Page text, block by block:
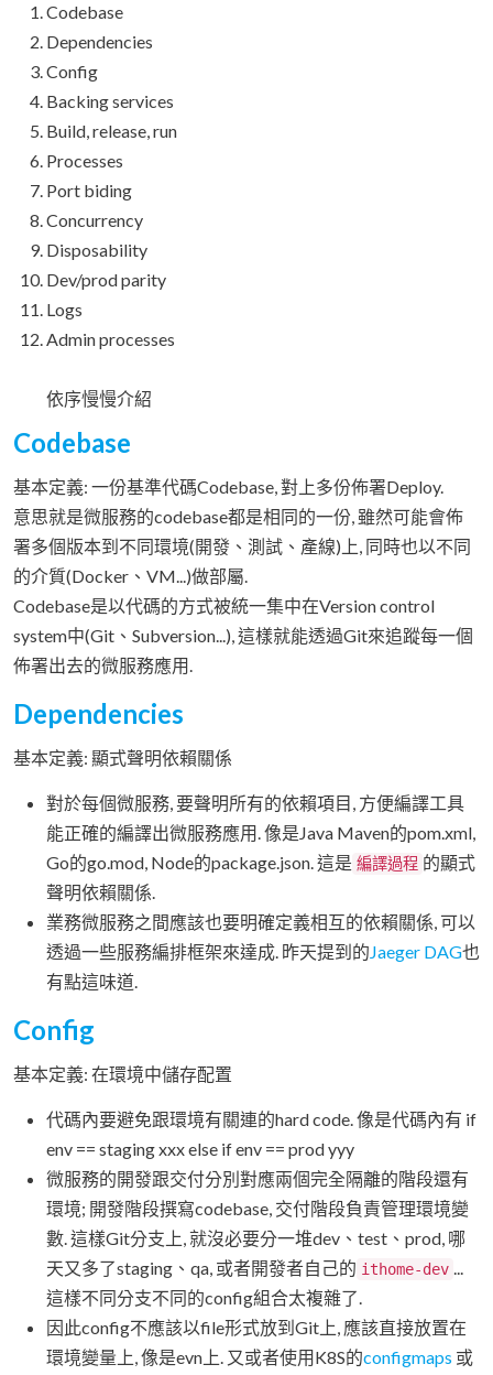
Codebase
Dependencies
Config
Backing services
Build, release, run
Processes
Port biding
Concurrency
Disposability
Dev/prod parity
Logs
Admin processes
依序慢慢介紹
Codebase
基本定義: 一份基準代碼Codebase, 對上多份佈署Deploy.
意思就是微服務的codebase都是相同的一份, 雖然可能會佈
署多個版本到不同環境(開發、測試、產線)上, 同時也以不同
的介質(Docker、VM...)做部屬.
Codebase是以代碼的方式被統一集中在Version control
system中(Git、Subversion...), 這樣就能透過Git來追蹤每一個
佈署出去的微服務應用.
Dependencies
基本定義: 顯式聲明依賴關係
對於每個微服務, 要聲明所有的依賴項目, 方便編譯工具
能正確的編譯出微服務應用. 像是Java Maven的pom.xml,
Go的go.mod, Node的package.json. 這是 編譯過程 的顯式
聲明依賴關係.
業務微服務之間應該也要明確定義相互的依賴關係, 可以
透過一些服務編排框架來達成. 昨天提到的Jaeger DAG也
有點這味道.
Config
基本定義: 在環境中儲存配置
代碼內要避免跟環境有關連的hard code. 像是代碼內有 if
env == staging xxx else if env == prod yyy
微服務的開發跟交付分別對應兩個完全隔離的階段還有
環境; 開發階段撰寫codebase, 交付階段負責管理環境變
數. 這樣Git分支上, 就沒必要分一堆dev、test、prod, 哪
天又多了staging、qa, 或者開發者自己的 ithome-dev ...
這樣不同分支不同的config組合太複雜了.
因此config不應該以file形式放到Git上, 應該直接放置在
環境變量上, 像是evn上. 又或者使用K8S的configmaps 或